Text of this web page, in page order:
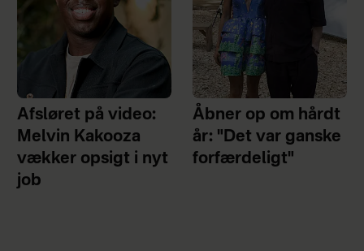
Afsløret på video:
Melvin Kakooza
vækker opsigt i nyt
job
Åbner op om hårdt
år: "Det var ganske
forfærdeligt"